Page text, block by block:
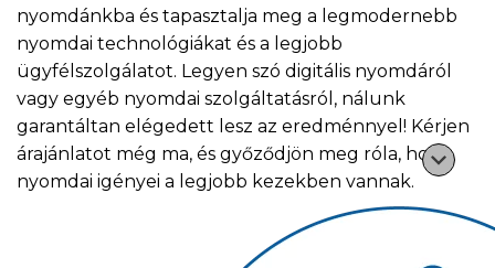
nyomdánkba és tapasztalja meg a legmodernebb
nyomdai technológiákat és a legjobb
ügyfélszolgálatot. Legyen szó digitális nyomdáról
vagy egyéb nyomdai szolgáltatásról, nálunk
garantáltan elégedett lesz az eredménnyel! Kérjen
árajánlatot még ma, és győződjön meg róla, hogy
nyomdai igényei a legjobb kezekben vannak.